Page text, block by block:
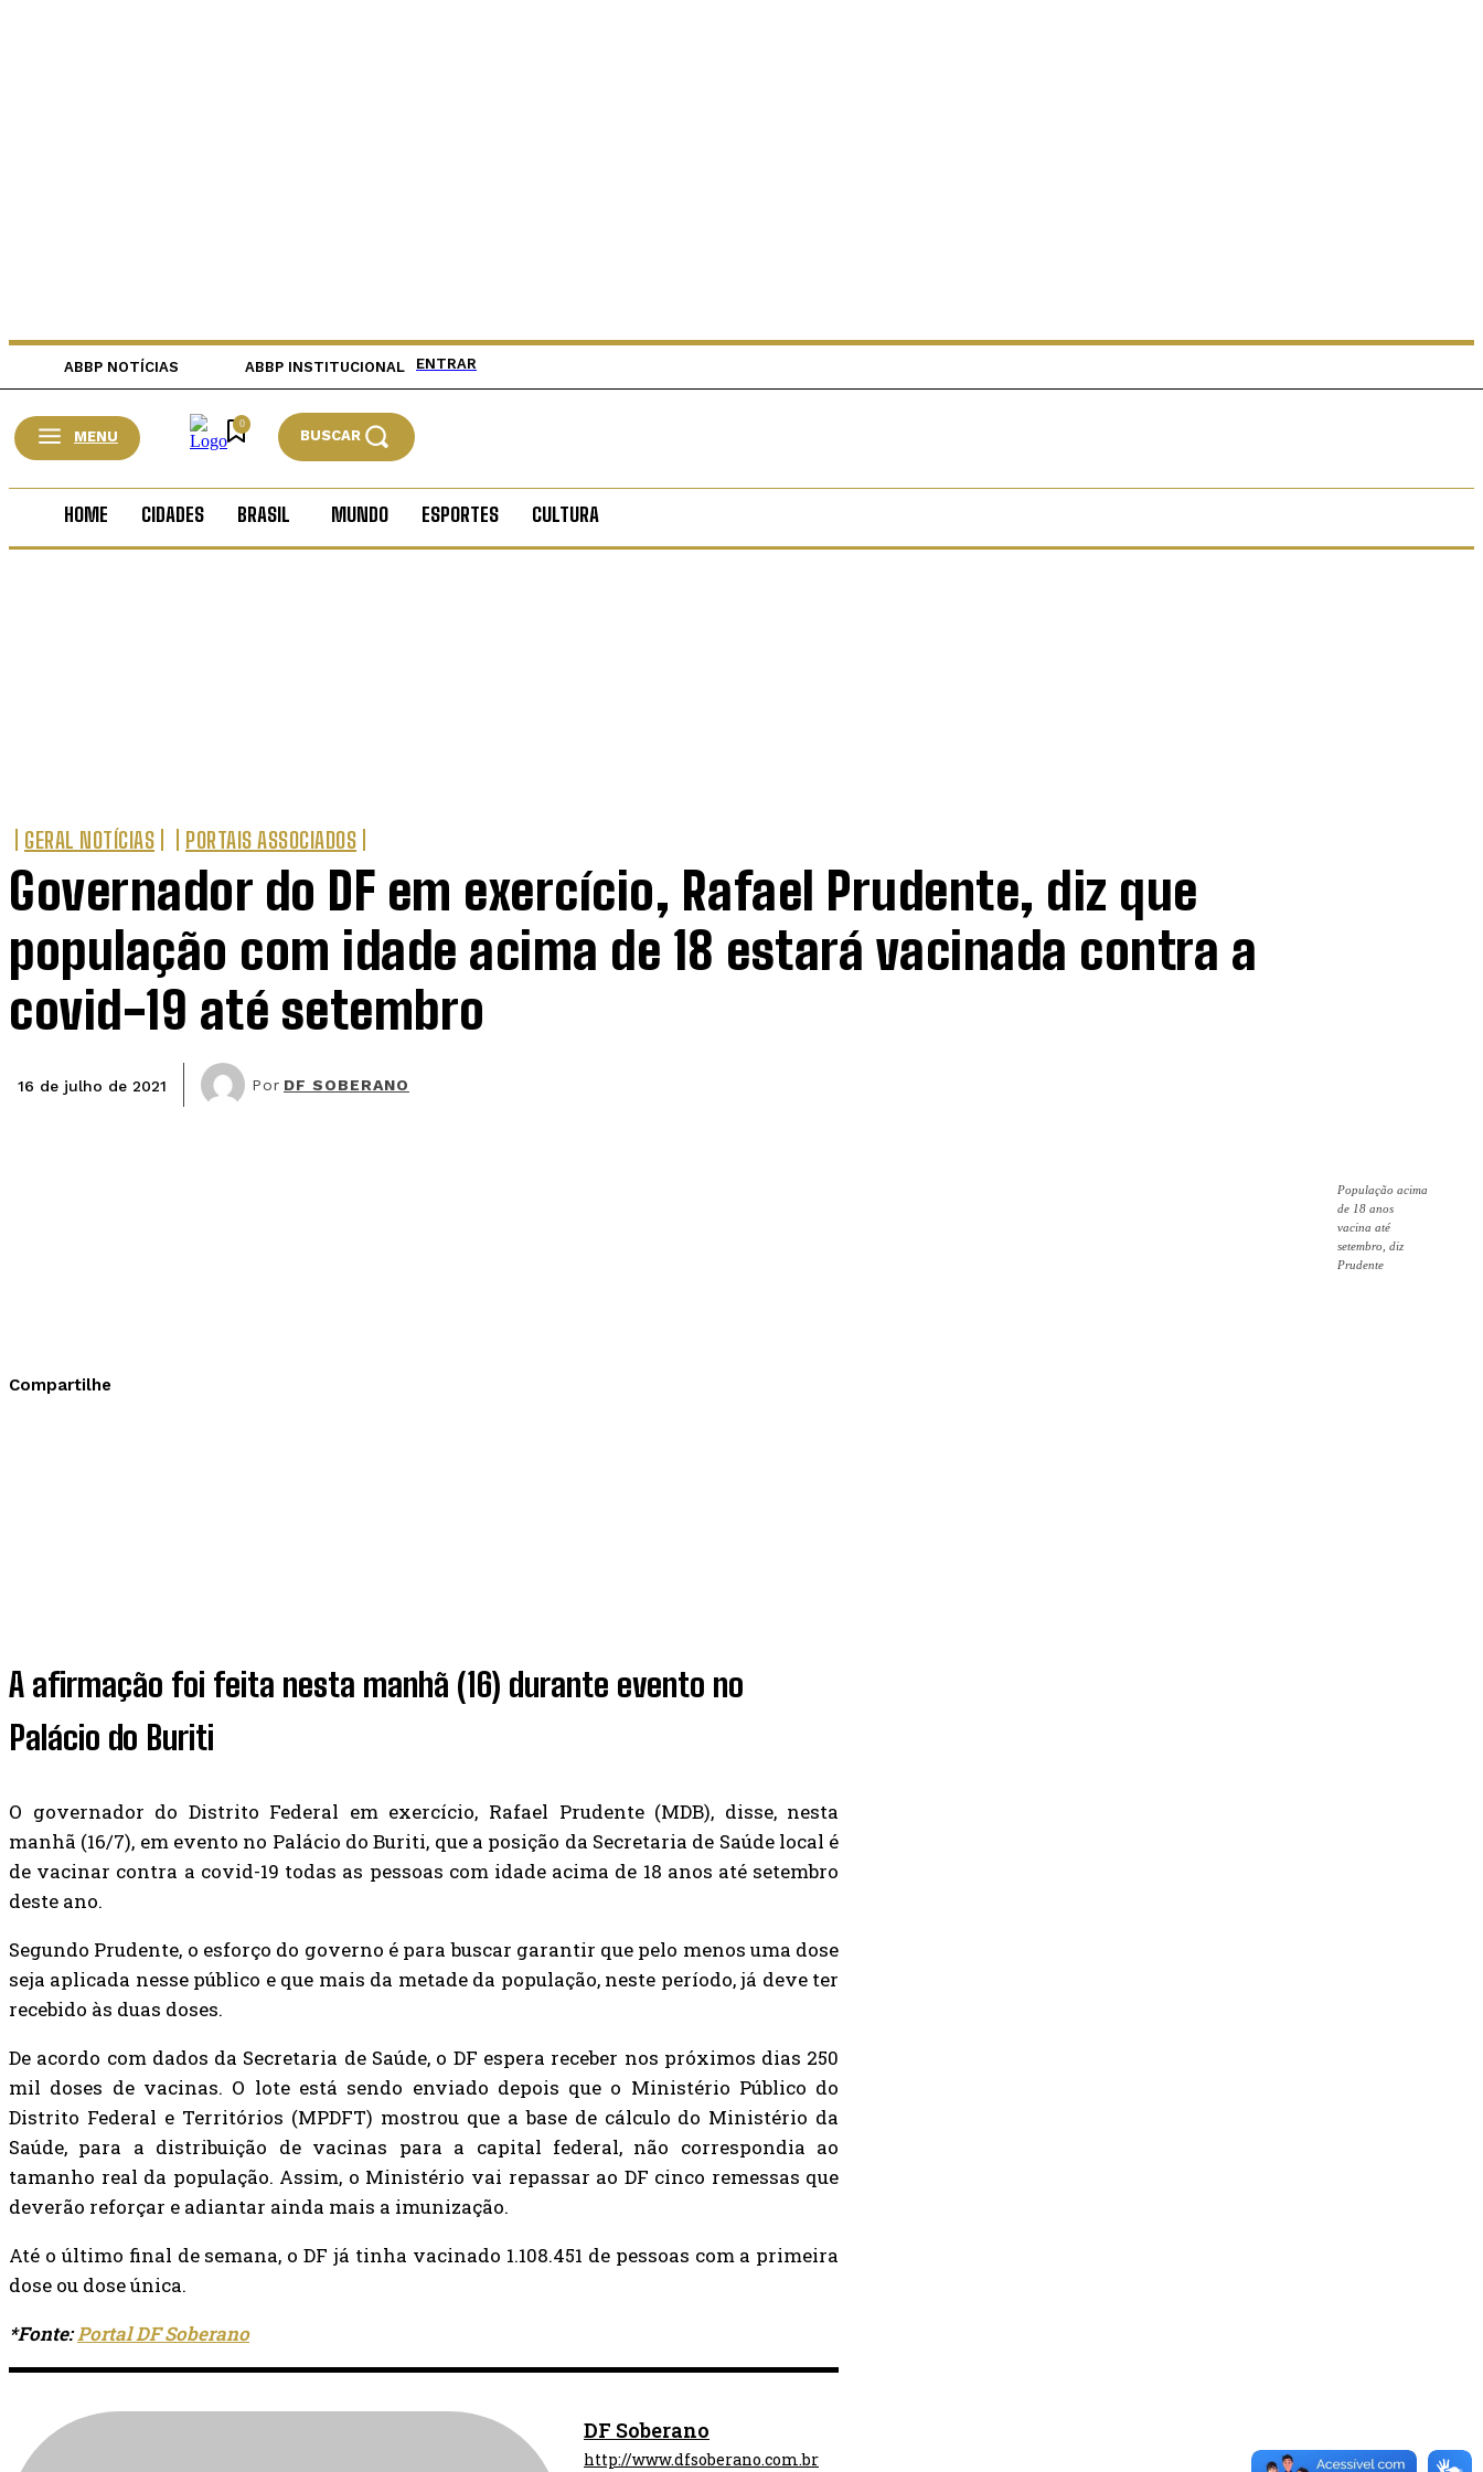
ABBP NOTÍCIAS ABBP INSTITUCIONAL ENTRAR
MENU
0
BUSCAR
HOME CIDADES BRASIL MUNDO ESPORTES CULTURA
GERAL NOTÍCIAS PORTAIS ASSOCIADOS
Governador do DF em exercício, Rafael Prudente, diz que
população com idade acima de 18 estará vacinada contra a
covid-19 até setembro
16 de julho de 2021 Por DF SOBERANO
População acima
de 18 anos
vacina até
setembro, diz
Prudente
Compartilhe
A afirmação foi feita nesta manhã (16) durante evento no
Palácio do Buriti
O governador do Distrito Federal em exercício, Rafael Prudente (MDB), disse, nesta
manhã (16/7), em evento no Palácio do Buriti, que a posição da Secretaria de Saúde local é
de vacinar contra a covid-19 todas as pessoas com idade acima de 18 anos até setembro
deste ano.
Segundo Prudente, o esforço do governo é para buscar garantir que pelo menos uma dose
seja aplicada nesse público e que mais da metade da população, neste período, já deve ter
recebido às duas doses.
De acordo com dados da Secretaria de Saúde, o DF espera receber nos próximos dias 250
mil doses de vacinas. O lote está sendo enviado depois que o Ministério Público do
Distrito Federal e Territórios (MPDFT) mostrou que a base de cálculo do Ministério da
Saúde, para a distribuição de vacinas para a capital federal, não correspondia ao
tamanho real da população. Assim, o Ministério vai repassar ao DF cinco remessas que
deverão reforçar e adiantar ainda mais a imunização.
Até o último final de semana, o DF já tinha vacinado 1.108.451 de pessoas com a primeira
dose ou dose única.
*Fonte:Portal DF Soberano
DF Soberano
http://www.dfsoberano.com.br